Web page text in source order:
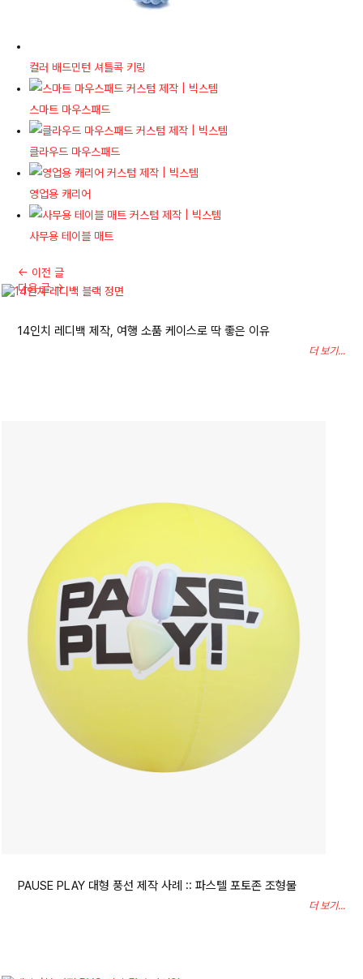
컬러 배드민턴 셔틀콕 키링
스마트 마우스패드
클라우드 마우스패드
영업용 캐리어
사무용 테이블 매트
← 이전 글
다음 글→
14인치 레디백 제작, 여행 소품 케이스로 딱 좋은 이유
더 보기...
PAUSE PLAY 대형 풍선 제작 사례 :: 파스텔 포토존 조형물
더 보기...